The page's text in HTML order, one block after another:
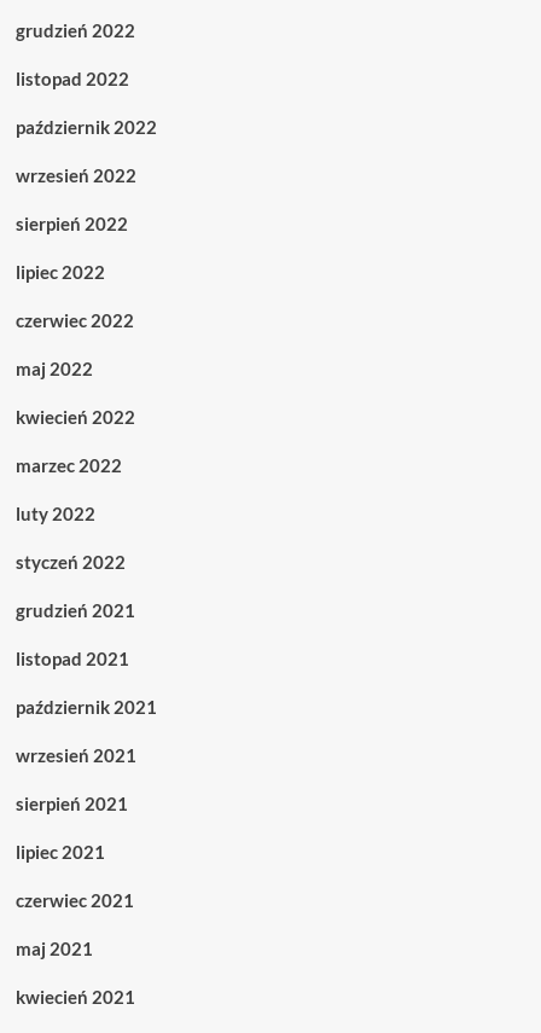
grudzień 2022
listopad 2022
październik 2022
wrzesień 2022
sierpień 2022
lipiec 2022
czerwiec 2022
maj 2022
kwiecień 2022
marzec 2022
luty 2022
styczeń 2022
grudzień 2021
listopad 2021
październik 2021
wrzesień 2021
sierpień 2021
lipiec 2021
czerwiec 2021
maj 2021
kwiecień 2021